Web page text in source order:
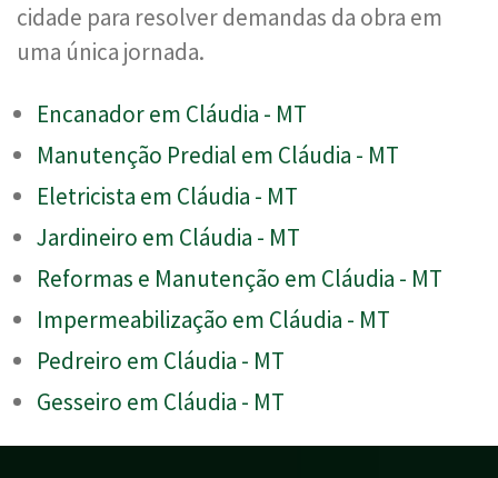
cidade para resolver demandas da obra em
uma única jornada.
Encanador em Cláudia - MT
Manutenção Predial em Cláudia - MT
Eletricista em Cláudia - MT
Jardineiro em Cláudia - MT
Reformas e Manutenção em Cláudia - MT
Impermeabilização em Cláudia - MT
Pedreiro em Cláudia - MT
Gesseiro em Cláudia - MT